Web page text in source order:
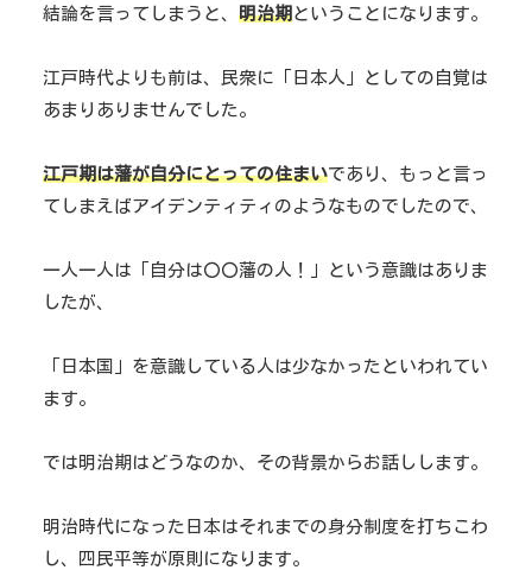
結論を言ってしまうと、 明治期 ということになります。
江戸時代よりも前は、民衆に「日本人」としての自覚は
あまりありませんでした。
江戸期は藩が自分にとっての住まいであり、もっと言っ
てしまえばアイデンティティのようなものでしたので、
一人一人は「自分は〇〇藩の人！」という意識はありま
したが、
「日本国」を意識している人は少なかったといわれてい
ます。
では明治期はどうなのか、その背景からお話しします。
明治時代になった日本はそれまでの身分制度を打ちこわ
し、四民平等が原則になります。